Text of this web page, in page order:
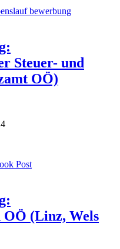
Steuer- und
OÖ)
(Linz, Wels